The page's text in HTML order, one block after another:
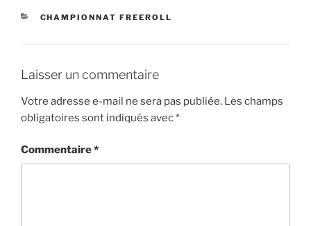
CATÉGORIES
CHAMPIONNAT FREEROLL
Laisser un commentaire
Votre adresse e-mail ne sera pas publiée. Les champs
obligatoires sont indiqués avec*
Commentaire*